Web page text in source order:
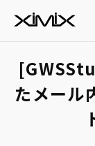
たメール